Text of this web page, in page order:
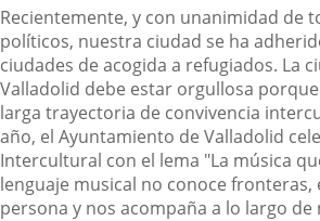
Descripción
Recientemente, y con unanimidad de
políticos, nuestra ciudad se ha
ciudades de acogida a refugiados. La
Valladolid debe estar orgullosa
larga trayectoria de convivencia
año, el Ayuntamiento de Valladolid
Intercultural con el lema "La música
lenguaje musical no conoce fronteras,
persona y nos acompaña a lo largo de